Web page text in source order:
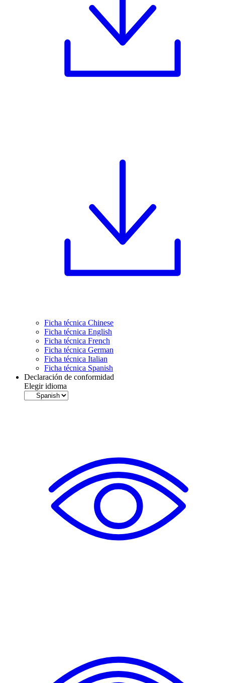
Ficha técnica Chinese
Ficha técnica English
Ficha técnica French
Ficha técnica German
Ficha técnica Italian
Ficha técnica Spanish
Declaración de conformidad
Elegir idioma